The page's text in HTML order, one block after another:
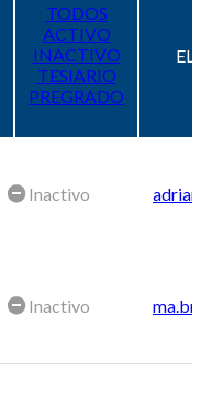
TODOS
ACTIVO
INACTIVO
TESIARIO
PREGRADO
Inactivo
Inactivo